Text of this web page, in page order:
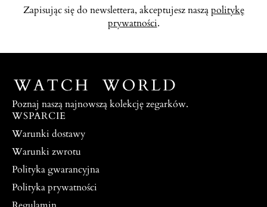
Zapisując się do newslettera, akceptujesz nasząpolitykę
prywatności.
Poznaj naszą najnowszą kolekcję zegarków.
WSPARCIE
Warunki dostawy
Warunki zwrotu
Polityka gwarancyjna
Polityka prywatności